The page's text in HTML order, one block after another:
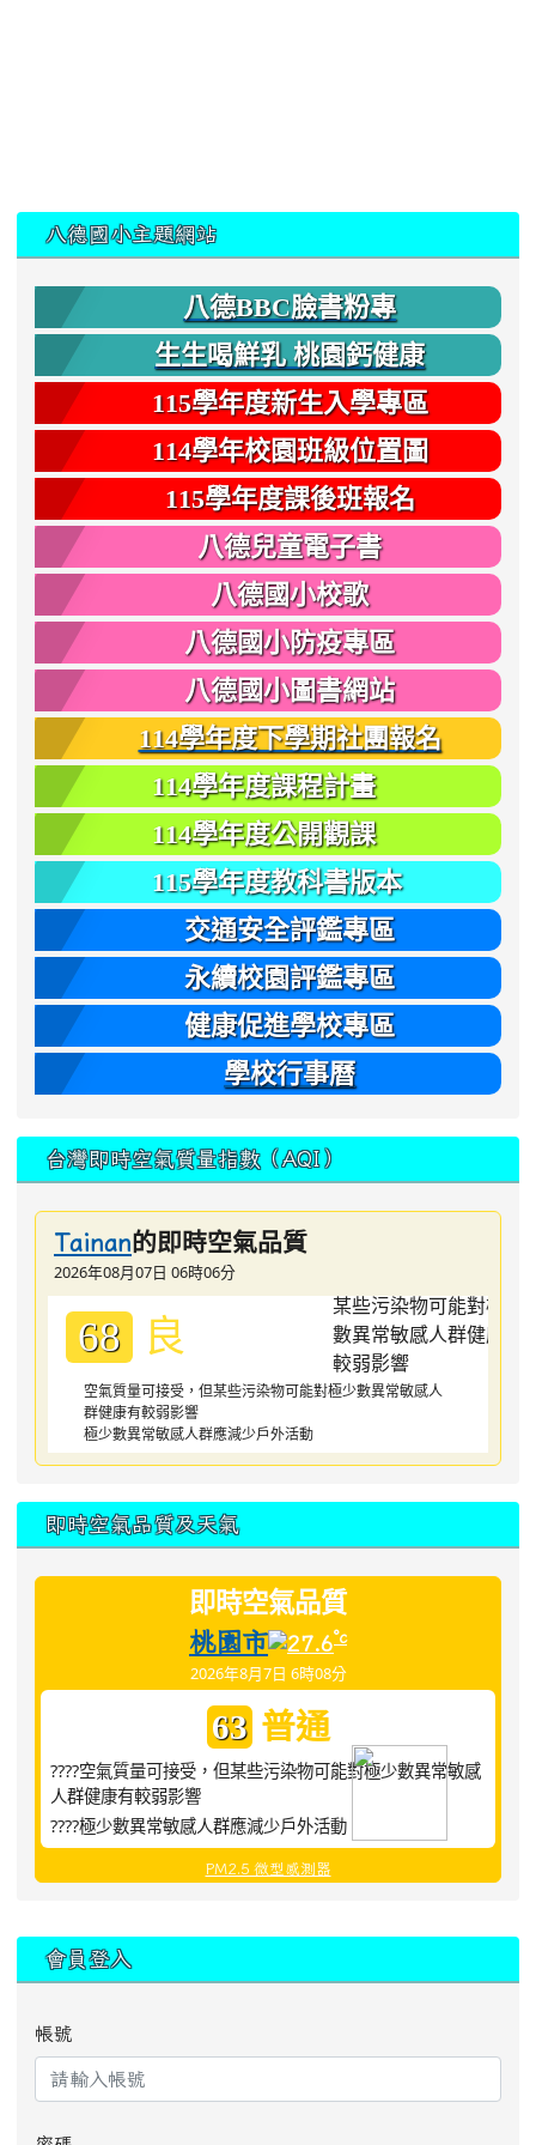
八德國小主題網站
八德BBC臉書粉專
生生喝鮮乳 桃園鈣健康
115學年度新生入學專區
114學年校園班級位置圖
115學年度課後班報名
八德兒童電子書
八德國小校歌
八德國小防疫專區
八德國小圖書網站
114學年度下學期社團報名
114學年度課程計畫
114學年度公開觀課
115學年度教科書版本
交通安全評鑑專區
永續校園評鑑專區
健康促進學校專區
學校行事曆
台灣即時空氣質量指數（AQI）
Tainan的即時空氣品質
2026年08月07日 06時06分
68 良
空氣質量可接受，但某些污染物可能對極少數異常敏感人
群健康有較弱影響
極少數異常敏感人群應減少戶外活動
即時空氣品質及天氣
即時空氣品質
桃園市 27.6°c
2026年8月7日 6時08分
63 普通
????空氣質量可接受，但某些污染物可能對極少數異常敏感
人群健康有較弱影響
????極少數異常敏感人群應減少戶外活動
PM2.5 微型感測器
會員登入
帳號